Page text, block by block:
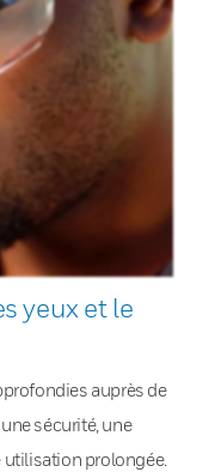
yeux et le
auprès de
sécurité, une
prolongée.